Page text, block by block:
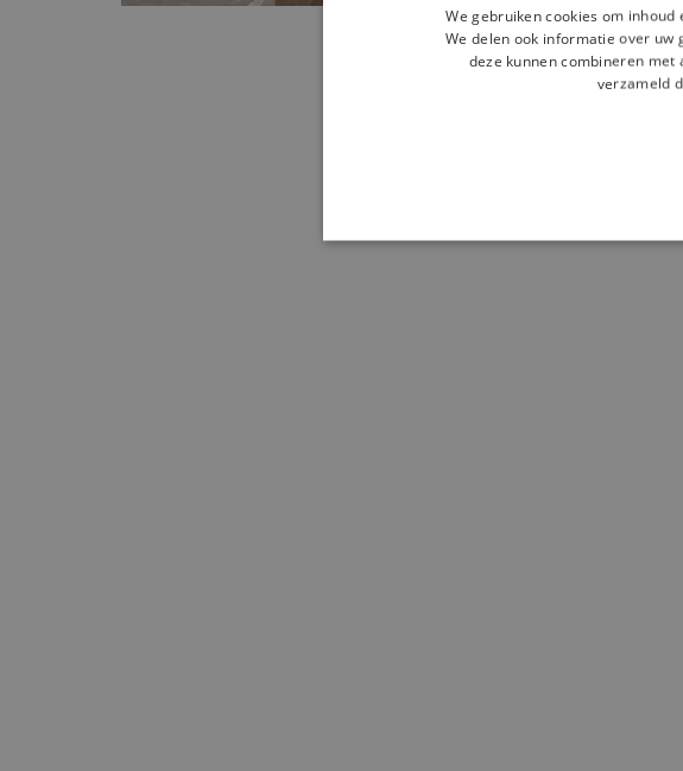
We gebruiken cookies om
We delen ook informatie over uw
deze kunnen combineren
verzameld